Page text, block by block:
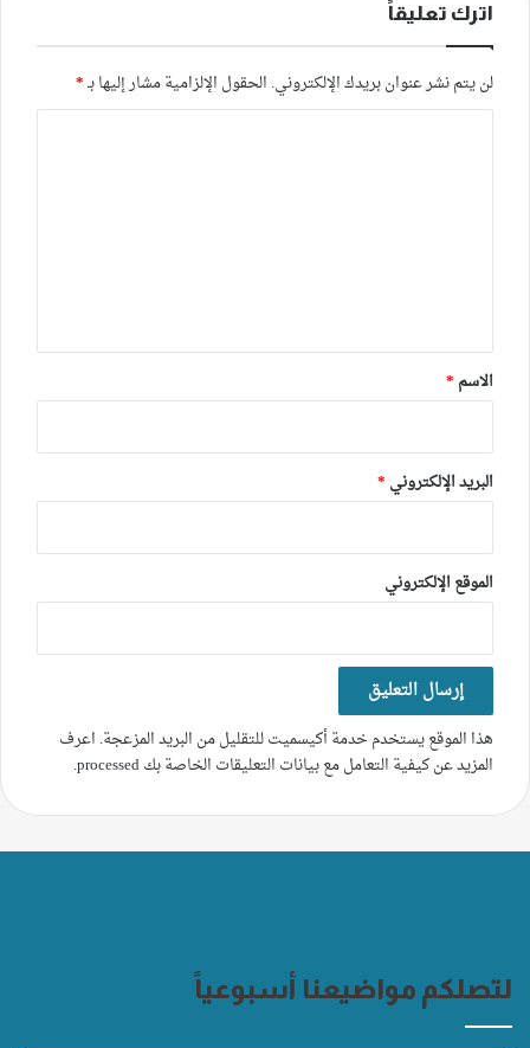
اترك تعليقاً
لن يتم نشر عنوان بريدك الإلكتروني. الحقول الإلزامية مشار إليها بـ*
*
الاسم *
البريد الإلكتروني *
الموقع الإلكتروني
هذا الموقع يستخدم خدمة أكيسميت للتقليل من البريد المزعجة. اعرف
المزيد عن كيفية التعامل مع بيانات التعليقات الخاصة بك processed
.
لتصلكم مواضيعنا أسبوعياً